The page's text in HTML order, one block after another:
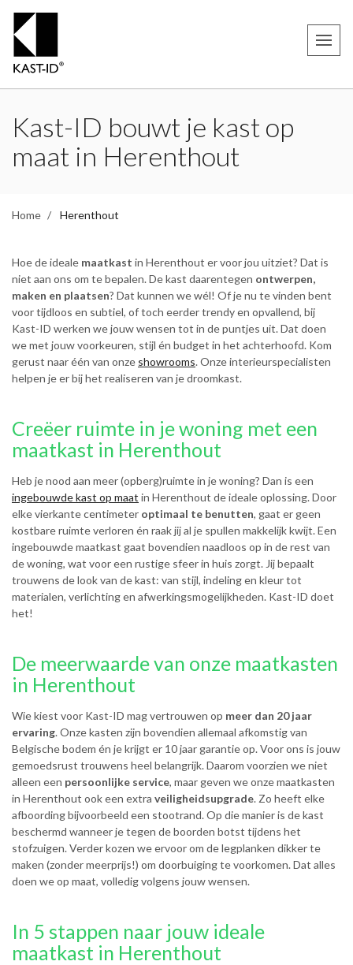
Kast-ID bouwt je kast op
maat in Herenthout
Home Herenthout
Hoe de ideale maatkast in Herenthout er voor jou uitziet? Dat is
niet aan ons om te bepalen. De kast daarentegen ontwerpen,
maken en plaatsen? Dat kunnen we wél! Of je nu te vinden bent
voor tijdloos en subtiel, of toch eerder trendy en opvallend, bij
Kast-ID werken we jouw wensen tot in de puntjes uit. Dat doen
we met jouw voorkeuren, stijl én budget in het achterhoofd. Kom
gerust naar één van onze showrooms. Onze interieurspecialisten
helpen je er bij het realiseren van je droomkast.
Creëer ruimte in je woning met een
maatkast in Herenthout
Heb je nood aan meer (opberg)ruimte in je woning? Dan is een
ingebouwde kast op maat in Herenthout de ideale oplossing. Door
elke vierkante centimeter optimaal te benutten, gaat er geen
kostbare ruimte verloren én raak jij al je spullen makkelijk kwijt. Een
ingebouwde maatkast gaat bovendien naadloos op in de rest van
de woning, wat voor een rustige sfeer in huis zorgt. Jij bepaalt
trouwens de look van de kast: van stijl, indeling en kleur tot
materialen, verlichting en afwerkingsmogelijkheden. Kast-ID doet
het!
De meerwaarde van onze maatkasten
in Herenthout
Wie kiest voor Kast-ID mag vertrouwen op meer dan 20 jaar
ervaring. Onze kasten zijn bovendien allemaal afkomstig van
Belgische bodem én je krijgt er 10 jaar garantie op. Voor ons is jouw
gemoedsrust trouwens heel belangrijk. Daarom voorzien we niet
alleen een persoonlijke service, maar geven we onze maatkasten
in Herenthout ook een extra veiligheidsupgrade. Zo heeft elke
afboording bijvoorbeeld een stootrand. Op die manier is de kast
beschermd wanneer je tegen de boorden botst tijdens het
stofzuigen. Verder kozen we ervoor om de legplanken dikker te
maken (zonder meerprijs!) om doorbuiging te voorkomen. Dat alles
doen we op maat, volledig volgens jouw wensen.
In 5 stappen naar jouw ideale
maatkast in Herenthout